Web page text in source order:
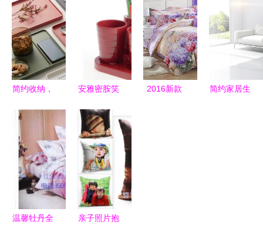
对策略
Legald的设
计诗篇
居用品
简约收纳，
树脂家居产
品的工业设
计探索
安雅密胺笑
唤醒日常的
创意美学与
家居批发新
选择
2016新款
简约家居生
温馨牡丹全 亲子照片抱